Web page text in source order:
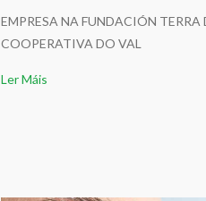
EMPRESA NA FUNDACIÓN TERRA
COOPERATIVA DO VAL
Ler Máis